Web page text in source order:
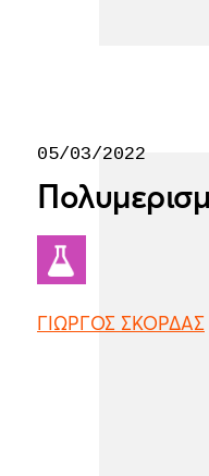
05/03/2022
ΓΙΩΡΓΟΣ ΣΚΟΡΔΑΣ